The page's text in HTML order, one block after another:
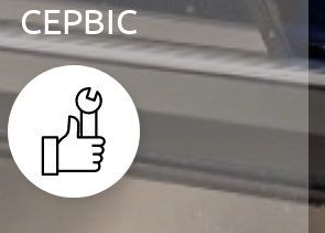
СЕРВІС